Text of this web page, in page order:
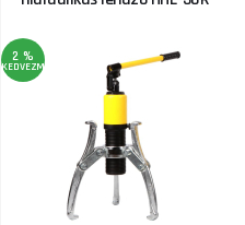
2 %
KEDVEZMÉNY